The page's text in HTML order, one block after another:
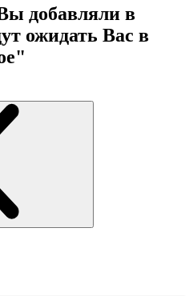
добавляли в
ожидать Вас в